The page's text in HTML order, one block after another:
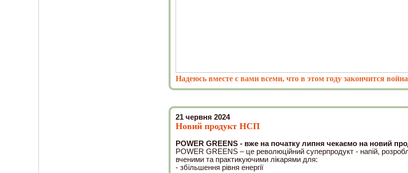
Надеюсь вместе с вами всеми, что в этом году закончится
21 червня 2024
Новий продукт НСП
POWER GREENS - вже на початку липня чекаємо на новий
POWER GREENS – це революційний суперпродукт - напій,
вченими та практикуючими лікарями для:
- збільшення рівня енергії